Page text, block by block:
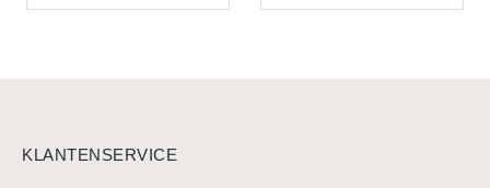
KLANTENSERVICE